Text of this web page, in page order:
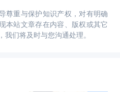
尊重与保护知识产权，对有明确
本站文章存在内容、版权或其它
们将及时与您沟通处理。